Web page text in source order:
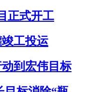
正式开工
工投运
到宏伟目标